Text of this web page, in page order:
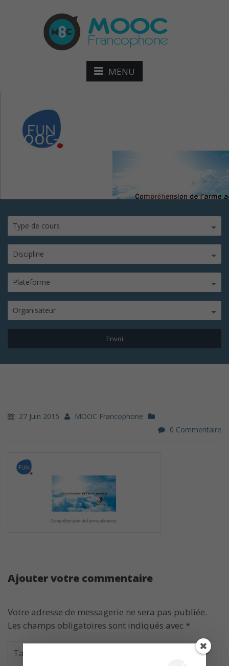
MENU
mooc-compréhension-de-
Type de cours
Discipline
Plateforme
Organisateur
27 Juin 2015
MOOC Francophone
0 Commentaire
Ajouter votre commentaire
Votre adresse de messagerie ne sera pas publiée.
Les champs obligatoires sont indiqués avec *